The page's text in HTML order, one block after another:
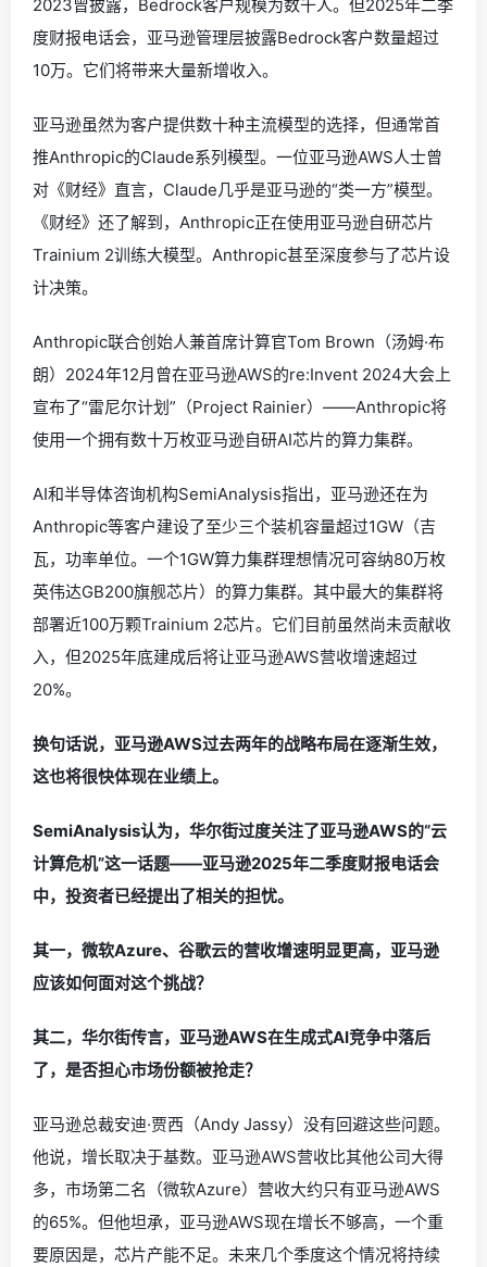
2023曾披露，Bedrock客户规模为数千人。但2025年二季
度财报电话会，亚马逊管理层披露Bedrock客户数量超过
10万。它们将带来大量新增收入。
亚马逊虽然为客户提供数十种主流模型的选择，但通常首
推Anthropic的Claude系列模型。一位亚马逊AWS人士曾
对《财经》直言，Claude几乎是亚马逊的“类一方”模型。
《财经》还了解到，Anthropic正在使用亚马逊自研芯片
Trainium 2训练大模型。Anthropic甚至深度参与了芯片设
计决策。
Anthropic联合创始人兼首席计算官Tom Brown（汤姆·布
朗）2024年12月曾在亚马逊AWS的re:Invent 2024大会上
宣布了“雷尼尔计划”（Project Rainier）——Anthropic将
使用一个拥有数十万枚亚马逊自研AI芯片的算力集群。
AI和半导体咨询机构SemiAnalysis指出，亚马逊还在为
Anthropic等客户建设了至少三个装机容量超过1GW（吉
瓦，功率单位。一个1GW算力集群理想情况可容纳80万枚
英伟达GB200旗舰芯片）的算力集群。其中最大的集群将
部署近100万颗Trainium 2芯片。它们目前虽然尚未贡献收
入，但2025年底建成后将让亚马逊AWS营收增速超过
20%。
换句话说，亚马逊AWS过去两年的战略布局在逐渐生效，
这也将很快体现在业绩上。
SemiAnalysis认为，华尔街过度关注了亚马逊AWS的“云
计算危机”这一话题——亚马逊2025年二季度财报电话会
中，投资者已经提出了相关的担忧。
其一，微软Azure、谷歌云的营收增速明显更高，亚马逊
应该如何面对这个挑战？
其二，华尔街传言，亚马逊AWS在生成式AI竞争中落后
了，是否担心市场份额被抢走？
亚马逊总裁安迪·贾西（Andy Jassy）没有回避这些问题。
他说，增长取决于基数。亚马逊AWS营收比其他公司大得
多，市场第二名（微软Azure）营收大约只有亚马逊AWS
的65%。但他坦承，亚马逊AWS现在增长不够高，一个重
要原因是，芯片产能不足。未来几个季度这个情况将持续